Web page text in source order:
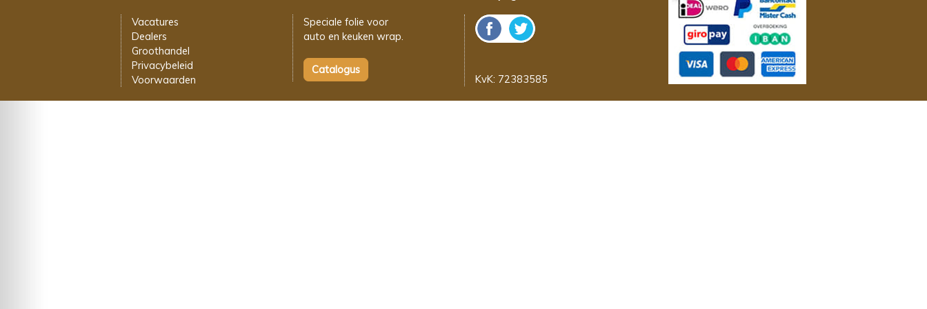
Vacatures
Dealers
Groothandel
Privacybeleid
Voorwaarden
Speciale folie voor
auto en keuken wrap.
KvK: 72383585